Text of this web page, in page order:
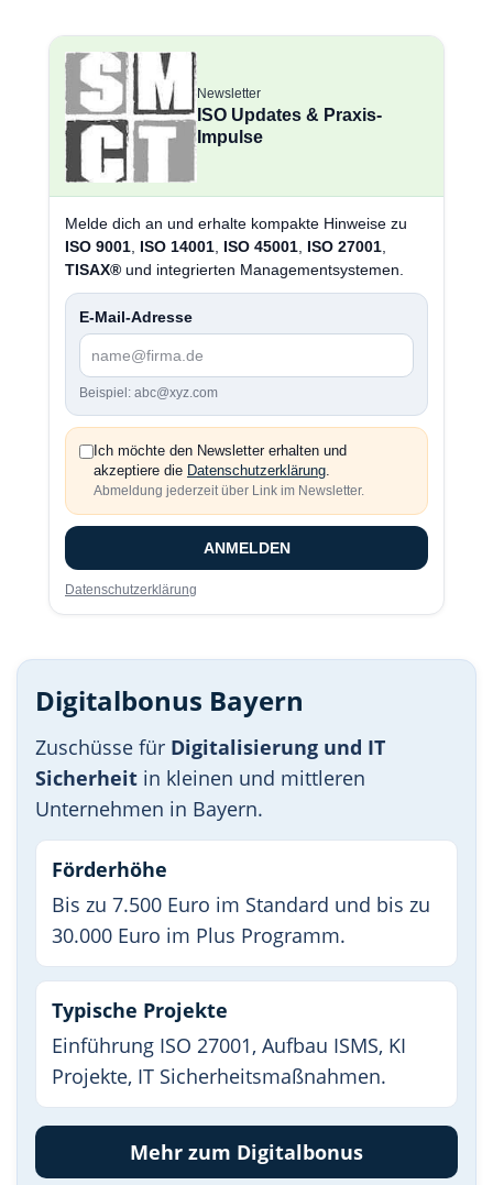
Newsletter
ISO Updates & Praxis-
Impulse
Melde dich an und erhalte kompakte Hinweise zu
ISO 9001, ISO 14001, ISO 45001, ISO 27001,
TISAX® und integrierten Managementsystemen.
E-Mail-Adresse
Beispiel: abc@xyz.com
Ich möchte den Newsletter erhalten und
akzeptiere die Datenschutzerklärung.
Abmeldung jederzeit über Link im Newsletter.
ANMELDEN
Datenschutzerklärung
Digitalbonus Bayern
Zuschüsse für Digitalisierung und IT
Sicherheit in kleinen und mittleren
Unternehmen in Bayern.
Förderhöhe
Bis zu 7.500 Euro im Standard und bis zu
30.000 Euro im Plus Programm.
Typische Projekte
Einführung ISO 27001, Aufbau ISMS, KI
Projekte, IT Sicherheitsmaßnahmen.
Mehr zum Digitalbonus